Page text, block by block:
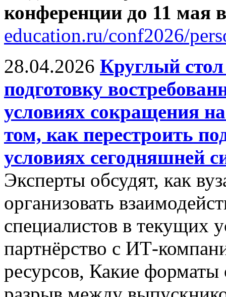
конференции до 11 мая
education.ru/conf2026/
28.04.2026 Круглый
подготовку
условиях сокращения
том, как перестроить
условиях сегодняшней
Эксперты обсудят, как
организовать
специалистов в текущих
партнёрство с ИТ-
ресурсов, Какие